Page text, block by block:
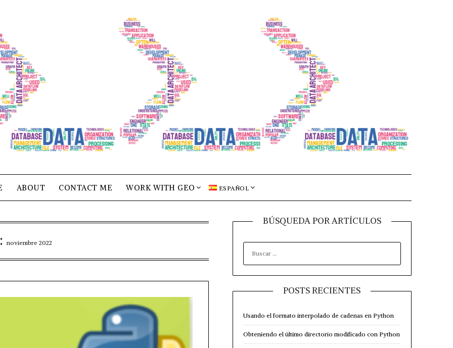
ABOUT CONTACT ME WORK WITH GEO ESPAÑOL
noviembre 2022
BÚSQUEDA POR ARTÍCULOS
BUSCAR:
POSTS RECIENTES
Usando el formato interpolado de cadenas en Python
Obteniendo el último directorio modificado con Python